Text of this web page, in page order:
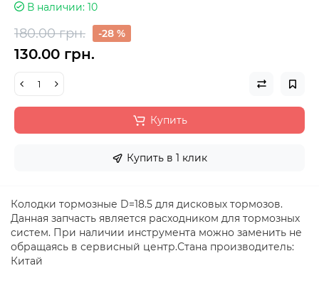
В наличии 10
180.00 грн. -28 %
130.00 грн.
Купить
Купить в 1 клик
Колодки тормозные D=18.5 для дисковых тормозов.
Данная запчасть является расходником для тормозных
систем. При наличии инструмента можно заменить не
обращаясь в сервисный центр.Стана производитель:
Китай